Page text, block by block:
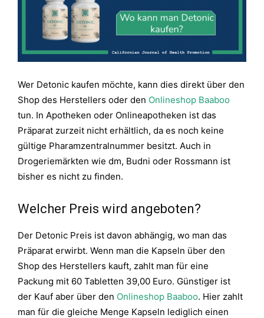
Wer Detonic kaufen möchte, kann dies direkt über den
Shop des Herstellers oder den Onlineshop Baaboo
tun. In Apotheken oder Onlineapotheken ist das
Präparat zurzeit nicht erhältlich, da es noch keine
gültige Pharamzentralnummer besitzt. Auch in
Drogeriemärkten wie dm, Budni oder Rossmann ist
bisher es nicht zu finden.
Welcher Preis wird angeboten?
Der Detonic Preis ist davon abhängig, wo man das
Präparat erwirbt. Wenn man die Kapseln über den
Shop des Herstellers kauft, zahlt man für eine
Packung mit 60 Tabletten 39,00 Euro. Günstiger ist
der Kauf aber über den Onlineshop Baaboo. Hier zahlt
man für die gleiche Menge Kapseln lediglich einen